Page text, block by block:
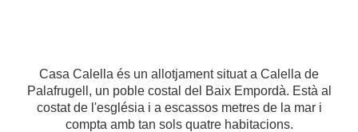
Casa Calella és un allotjament situat a Calella de
Palafrugell, un poble costal del Baix Empordà. Està al
costat de l'església i a escassos metres de la mar i
compta amb tan sols quatre habitacions.